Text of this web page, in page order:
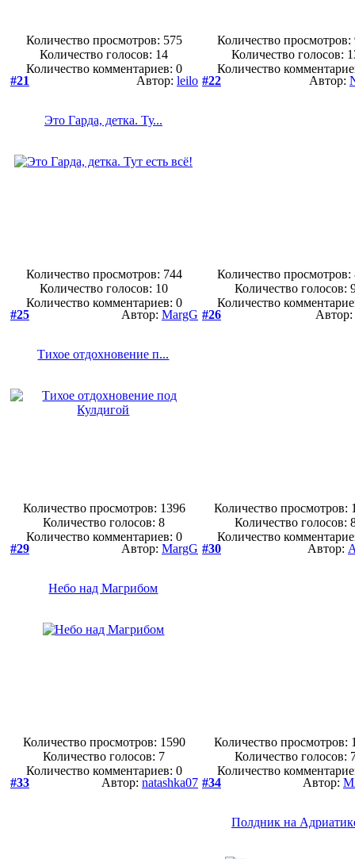
Количество просмотров: 575
Количество голосов: 14
Количество комментариев: 0
Количество просмотров:
Количество голосов:
Количество
#21
Автор: leilo
Это Гарда, детка. Ту...
Количество просмотров: 744
Количество голосов: 10
Количество комментариев: 0
#22 Автор:
Количество просмотров:
Количество голосов:
Количество
#25
Автор: MargG
Тихое отдохновение п...
Количество просмотров: 1396
Количество голосов:8
Количество комментариев: 0
#26 Автор:
Количество просмотров:
Количество голосов:
Количество
#29
Автор: MargG
Небо над Магрибом
Количество просмотров: 1590
Количество голосов: 7
Количество комментариев: 0
#30 Автор:
Количество просмотров:
Количество голосов:
Количество
#33
Автор: natashka07 #34 Автор:
Полдник на